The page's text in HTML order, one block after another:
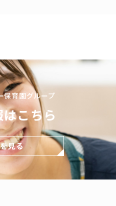
保育園グループ
こちら
見る